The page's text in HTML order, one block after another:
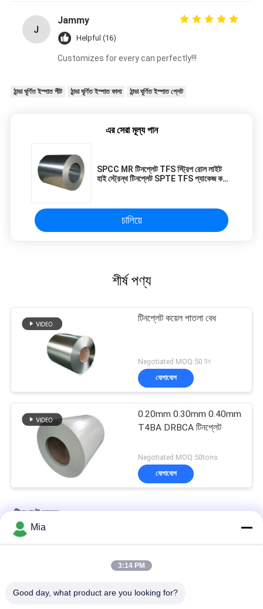
J
Jammy
Helpful (16)
Customizes for every can perfectly!!!
ঠান্ডা ঘূর্ণিত ইস্পাত শীট ঠান্ডা ঘূর্ণিত ইস্পাত ফালা ঠান্ডা ঘূর্ণিত ইস্পাত প্লেট
এর সেরা মূল্য পান
SPCC MR টিনপ্লেট TFS স্ট্রিপ রোল লাইট
হাই স্ট্রেন্থ টিনপ্লেট SPTE TFS প্যাকেজ করার
চালিয়ে
শীর্ষ পণ্য
টিনপ্লেট কয়েল পাতলা বেধ
Negotiated MOQ:50 টন
যোগাযোগ
0.20mm 0.30mm 0.40mm
T4BA DRBCA টিনপ্লেট
Negotiated MOQ:50tons
যোগাযোগ
টিনপ্লেট কয়েল
পানীয় ক্যান জন্য ইলেক্ট্রোলাইটিক টিনপ্লেট কয়েল - ক্ষয় প্রতিরোধী
উচ্চ গতির প্যাকেজিংয়ের জন্য 0.15mm–0.50mm SPTE টিনপ্লেট কয়েল
Mia
3:14 PM
Good day, what product are you looking for?